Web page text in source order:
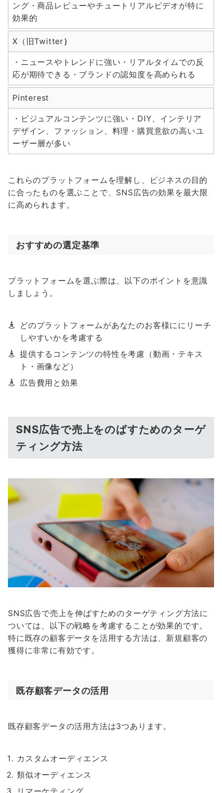
ング・商品レビューやチュートリアルビデオが特に
効果的
X（旧Twitter）
・ニュースやトレンドに強い・リアルタイムでの反
応が期待できる・ブランドの認知度を高められる
Pinterest
・ビジュアルコンテンツに強い・DIY、インテリア
デザイン、ファッション、料理・購買意欲の高いユ
ーザー層が多い
これらのプラットフォームを理解し、ビジネスの目的
に合ったものを選ぶことで、SNS広告の効果を最大限
に高められます。
おすすめの選定基準
プラットフォームを選ぶ際は、以下のポイントを意識
しましょう。
どのプラットフォームがあなたのお客様ににリーチ
しやすいかを考慮する
提供するコンテンツの特性を考慮（動画・テキス
ト・画像など）
広告費用と効果
SNS広告で売上をのばすためのターゲ
ティング方法
SNS広告で売上を伸ばすためのターゲティング方法に
ついては、以下の戦略を考慮することが効果的です。
特に既存の顧客データを活用する方法は、新規顧客の
獲得に非常に有効です。
既存顧客データの活用
既存顧客データの活用方法は3つあります。
カスタムオーディエンス
類似オーディエンス
リマーケティング